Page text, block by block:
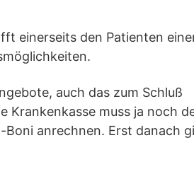
einerseits den Patienten
auch das zum Schluß
Krankenkasse muss ja noch
anrechnen. Erst danach